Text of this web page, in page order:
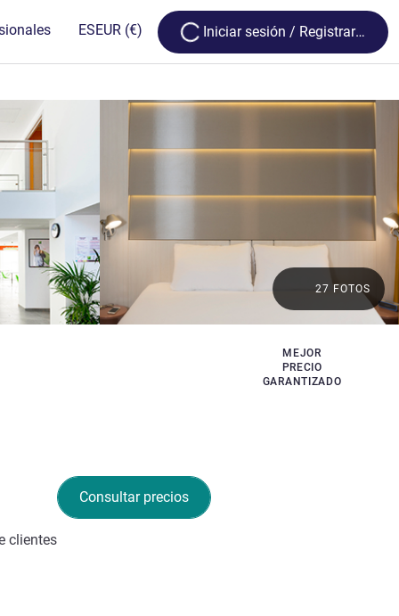
ESEUR (€) Loading...
Iniciar sesión / Registrarse
MEJOR
PRECIO
GARANTIZADO
27 FOTOS
Consultar precios
clientes